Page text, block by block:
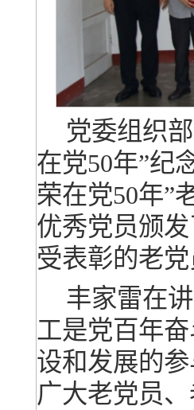
党委组织
在党50年”纪
荣在党50年”
优秀党员颁
受表彰的老
丰家雷在
工是党百年
设和发展的
广大老党员